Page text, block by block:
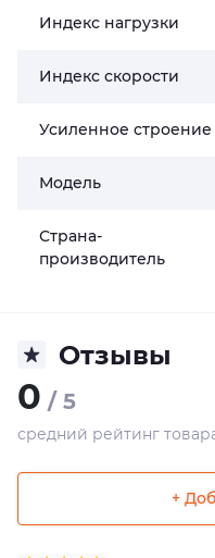
Индекс нагрузки
Индекс скорости
Усиленное строение
Модель
Страна-
производитель
Отзывы
0 / 5
средний рейтинг
+